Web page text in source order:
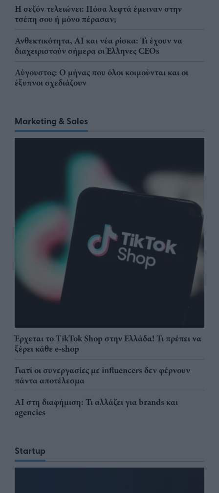
Η σεζόν τελειώνει: Πόσα λεφτά έμειναν στην
τσέπη σου ή μόνο πέρασαν;
Ανθεκτικότητα, AI και νέα ρίσκα: Τι έχουν να
διαχειριστούν σήμερα οι Έλληνες CEOs
Αύγουστος: Ο μήνας που όλοι κοιμούνται και οι
έξυπνοι σχεδιάζουν
Marketing & Sales
Έρχεται το TikTok Shop στην Ελλάδα! Τι πρέπει να
ξέρει κάθε e-shop
Γιατί οι συνεργασίες με influencers δεν φέρνουν
πάντα αποτέλεσμα
AI στη διαφήμιση: Τι αλλάζει για brands και
agencies
Startup